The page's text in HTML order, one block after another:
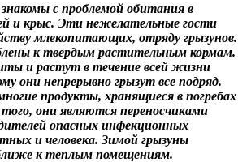
с проблемой обитания в
и крыс. Эти нежелательные гости
млекопитающих, отряду грызунов.
к твердым растительным кормам.
и растут в течение всей жизни
они непрерывно грызут все подряд.
продукты, хранящиеся в погребах
они являются переносчиками
опасных инфекционных
и человека. Зимой грызуны
к теплым помещениям.